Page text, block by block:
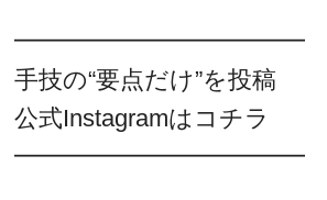
━━━━━━━━━━━━
手技の“要点だけ”を投稿
公式Instagramはコチラ
━━━━━━━━━━━━